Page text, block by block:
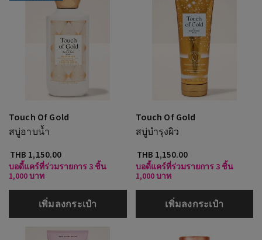
Touch Of Gold
สบู่อาบน้ำ
THB 1,150.00
บอดี้แคร์ที่ร่วมรายการ 3 ชิ้น
1,000 บาท
เพิ่มลงกระเป๋า
Touch Of Gold
สบู่บำรุงผิว
THB 1,150.00
บอดี้แคร์ที่ร่วมรายการ 3 ชิ้น
1,000 บาท
เพิ่มลงกระเป๋า